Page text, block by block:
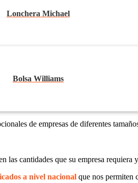
Lonchera Michael
Bolsa Williams
de empresas de diferentes
las cantidades que su empresa
a nivel nacional que nos permiten